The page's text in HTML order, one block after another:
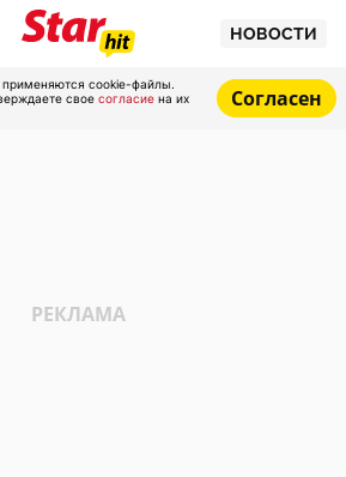
НОВОСТИ
cookie-файлы.
свое согласие на их
Согласен